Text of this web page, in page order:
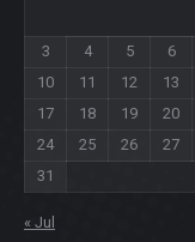
3
4 5 6
10
11 12 13
17
18 19 20
24
25 26 27
31
« Jul